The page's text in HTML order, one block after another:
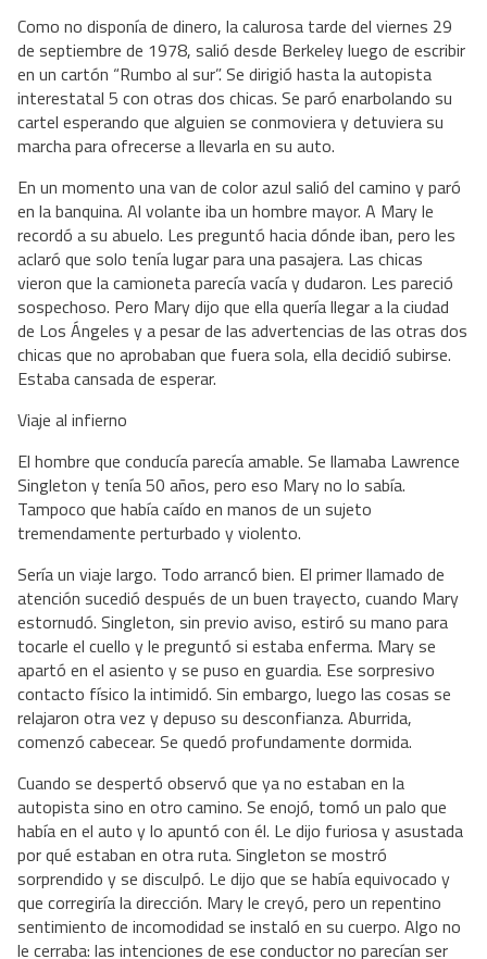
Como no disponía de dinero, la calurosa tarde del viernes 29
de septiembre de 1978, salió desde Berkeley luego de escribir
en un cartón “Rumbo al sur”. Se dirigió hasta la autopista
interestatal 5 con otras dos chicas. Se paró enarbolando su
cartel esperando que alguien se conmoviera y detuviera su
marcha para ofrecerse a llevarla en su auto.
En un momento una van de color azul salió del camino y paró
en la banquina. Al volante iba un hombre mayor. A Mary le
recordó a su abuelo. Les preguntó hacia dónde iban, pero les
aclaró que solo tenía lugar para una pasajera. Las chicas
vieron que la camioneta parecía vacía y dudaron. Les pareció
sospechoso. Pero Mary dijo que ella quería llegar a la ciudad
de Los Ángeles y a pesar de las advertencias de las otras dos
chicas que no aprobaban que fuera sola, ella decidió subirse.
Estaba cansada de esperar.
Viaje al infierno
El hombre que conducía parecía amable. Se llamaba Lawrence
Singleton y tenía 50 años, pero eso Mary no lo sabía.
Tampoco que había caído en manos de un sujeto
tremendamente perturbado y violento.
Sería un viaje largo. Todo arrancó bien. El primer llamado de
atención sucedió después de un buen trayecto, cuando Mary
estornudó. Singleton, sin previo aviso, estiró su mano para
tocarle el cuello y le preguntó si estaba enferma. Mary se
apartó en el asiento y se puso en guardia. Ese sorpresivo
contacto físico la intimidó. Sin embargo, luego las cosas se
relajaron otra vez y depuso su desconfianza. Aburrida,
comenzó cabecear. Se quedó profundamente dormida.
Cuando se despertó observó que ya no estaban en la
autopista sino en otro camino. Se enojó, tomó un palo que
había en el auto y lo apuntó con él. Le dijo furiosa y asustada
por qué estaban en otra ruta. Singleton se mostró
sorprendido y se disculpó. Le dijo que se había equivocado y
que corregiría la dirección. Mary le creyó, pero un repentino
sentimiento de incomodidad se instaló en su cuerpo. Algo no
le cerraba: las intenciones de ese conductor no parecían ser